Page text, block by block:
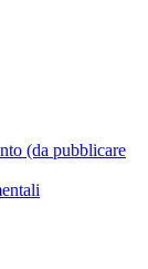
(da pubblicare